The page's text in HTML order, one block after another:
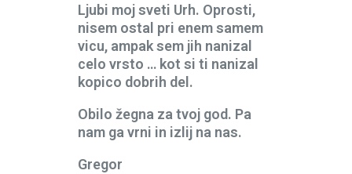
Ljubi moj sveti Urh. Oprosti,
nisem ostal pri enem samem
vicu, ampak sem jih nanizal
celo vrsto … kot si ti nanizal
kopico dobrih del.
Obilo žegna za tvoj god. Pa
nam ga vrni in izlij na nas.
Gregor